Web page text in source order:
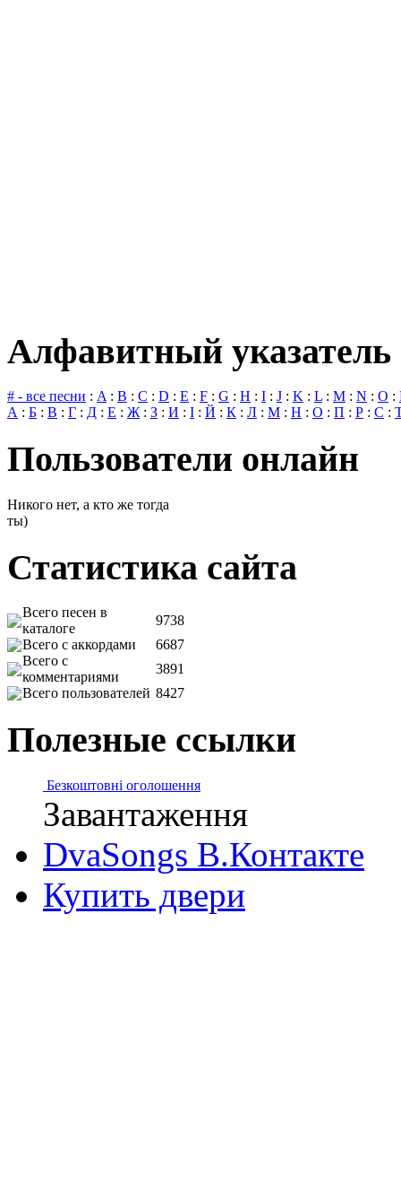
Алфавитный указатель
# - все песни : A: B : C : D : E : F : G : H : I : J : K : L : M : N : O :
А : Б : В : Г : Д : Е : Ж: З : И : І : Й : К : Л : М : Н : О : П : Р : С :
Пользователи онлайн
Никого нет, а кто же тогда
ты)
Статистика сайта
Всего песен в
каталоге
9738
Всего с аккордами
6687
Всего с
комментариями
3891
Всего пользователей 8427
Полезные ссылки
Безкоштовні оголошення
Завантаження
DvaSongs В.Контакте
Купить двери